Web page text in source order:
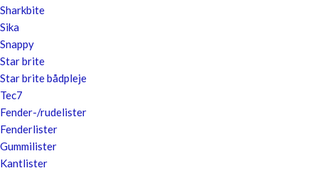
Sharkbite
Sika
Snappy
Star brite
Star brite bådpleje
Tec7
Fender-/rudelister
Fenderlister
Gummilister
Kantlister